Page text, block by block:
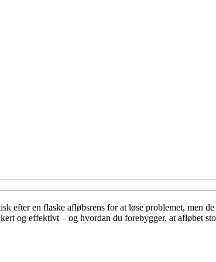
efter en flaske afløbsrens for at løse problemet, men
og effektivt – og hvordan du forebygger, at afløbet